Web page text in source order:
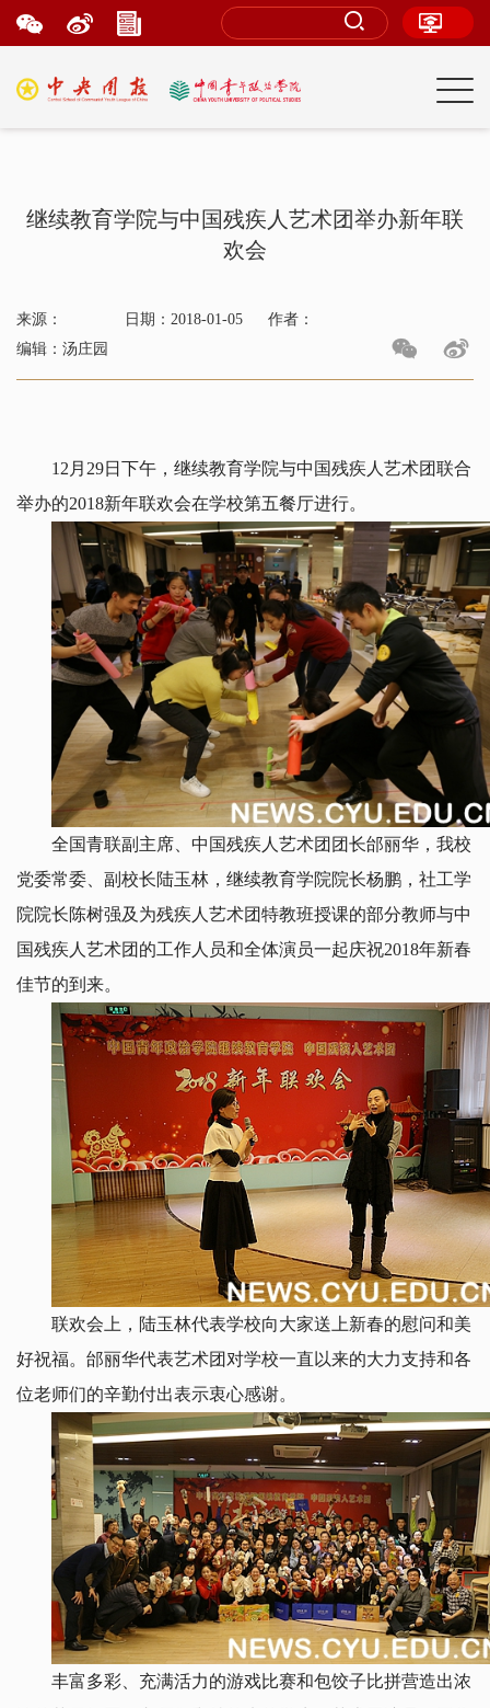
继续教育学院与中国残疾人艺术团举办新年联
欢会
来源： 日期：2018-01-05
作者：
编辑：汤庄园
12月29日下午，继续教育学院与中国残疾人艺术团联合
举办的2018新年联欢会在学校第五餐厅进行。
全国青联副主席、中国残疾人艺术团团长邰丽华，我校
党委常委、副校长陆玉林，继续教育学院院长杨鹏，社工学
院院长陈树强及为残疾人艺术团特教班授课的部分教师与中
国残疾人艺术团的工作人员和全体演员一起庆祝2018年新春
佳节的到来。
联欢会上，陆玉林代表学校向大家送上新春的慰问和美
好祝福。邰丽华代表艺术团对学校一直以来的大力支持和各
位老师们的辛勤付出表示衷心感谢。
丰富多彩、充满活力的游戏比赛和包饺子比拼营造出浓